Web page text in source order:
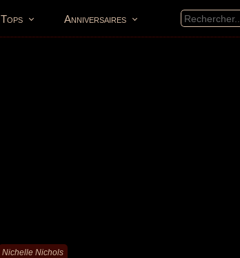
Tops Anniversaires
Nichelle Nichols